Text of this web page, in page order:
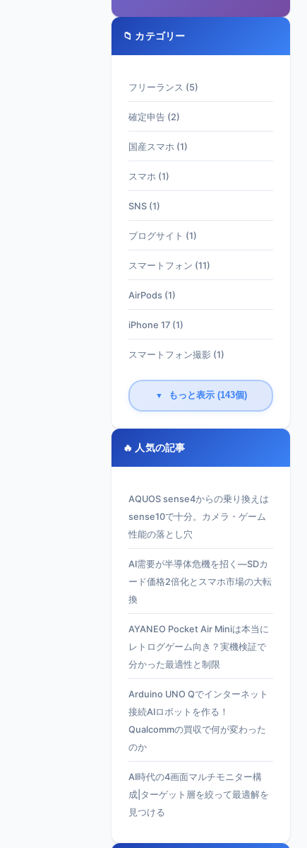
📁 カテゴリー
フリーランス (5)
確定申告 (2)
国産スマホ (1)
スマホ (1)
SNS (1)
ブログサイト (1)
スマートフォン (11)
AirPods (1)
iPhone 17 (1)
スマートフォン撮影 (1)
▼ もっと表示 (143個)
🔥 人気の記事
AQUOS sense4からの乗り換えは
sense10で十分。カメラ・ゲーム
性能の落とし穴
AI需要が半導体危機を招く—SDカ
ード価格2倍化とスマホ市場の大転
換
AYANEO Pocket Air Miniは本当に
レトログゲーム向き？実機検証で
分かった最適性と制限
Arduino UNO Qでインターネット
接続AIロボットを作る！
Qualcommの買収で何が変わった
のか
AI時代の4画面マルチモニター構
成|ターゲット層を絞って最適解を
見つける